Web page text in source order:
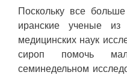
Поскольку все
иранские ученые из
медицинских наук
сироп помочь
семинедельном